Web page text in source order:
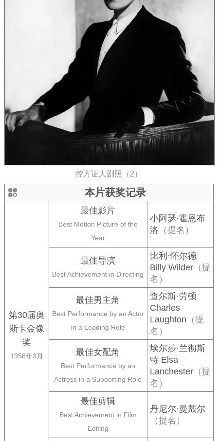
控方证人剧照（2）
本片获奖记录
第30届奥
斯卡金像
奖
1958年3月
最佳影片
Best Motion Picture of the
Year
小阿瑟·霍恩布
洛 （提名）
最佳导演
Best Achievement in Directing
比利·怀尔德
Billy Wilder（提
名）
最佳男主角
Best Performance by an Actor
in a Leading Role
查尔斯·劳顿
Charles
Laughton （提
名）
最佳女配角
Best Performance by an
Actress in a Supporting Role
埃尔莎·兰彻斯
特 Elsa
Lanchester（提
名）
最佳剪辑
Best Achievement in Film
Editing
丹尼尔·曼戴尔
（提名）